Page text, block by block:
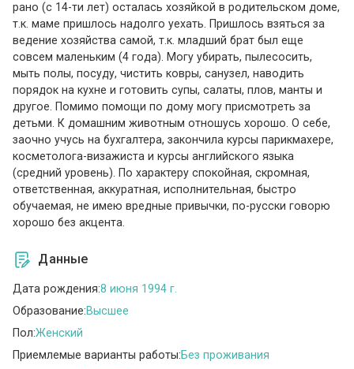
рано (с 14-ти лет) осталась хозяйкой в родительском доме,
т.к. маме пришлось надолго уехать. Пришлось взяться за
ведение хозяйства самой, т.к. младший брат был еще
совсем маленьким (4 года). Могу убирать, пылесосить,
мыть полы, посуду, чистить ковры, санузел, наводить
порядок на кухне и готовить супы, салаты, плов, манты и
другое. Помимо помощи по дому могу присмотреть за
детьми. К домашним животным отношусь хорошо. О себе,
заочно учусь на бухгалтера, закончила курсы парикмахере,
косметолога-визажиста и курсы английского языка
(средний уровень). По характеру спокойная, скромная,
ответственная, аккуратная, исполнительная, быстро
обучаемая, не имею вредные привычки, по-русски говорю
хорошо без акцента.
Данные
Дата рождения:8 июня 1994 г.
Образование:Высшее
Пол:Женский
Приемлемые варианты работы:Без проживания